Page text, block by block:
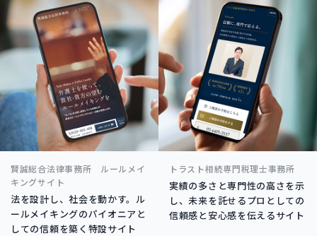
賢誠総合法律事務所 ルールメイ
キングサイト
法を設計し、社会を動かす。ル
ールメイキングのパイオニアと
しての信頼を築く特設サイト
トラスト相続専門税理士事務所
実績の多さと専門性の高さを示
し、未来を託せるプロとしての
信頼感と安心感を伝えるサイト